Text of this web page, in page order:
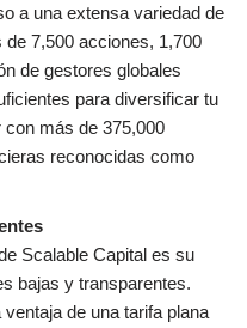
a una extensa variedad de
7,500 acciones, 1,700
de gestores globales
para diversificar tu
más de 375,000
reconocidas como
Scalable Capital es su
bajas y transparentes.
ventaja de una tarifa plana